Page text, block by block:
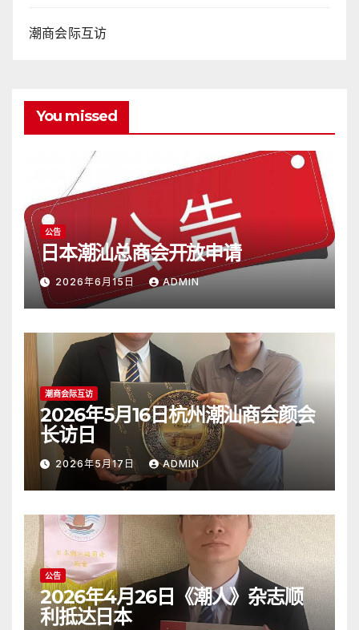
潮商会际互访
You missed
公告
日本潮汕总商会开放申请
2026年6月15日 ADMIN
潮商会际互访
2026年5月16日杭州潮汕商会颜会
长访日
2026年5月17日 ADMIN
公告
2026年4月26日《潮人》杂志顺
利抵达日本